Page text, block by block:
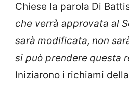
Chiese la parola Di
che verrà approvata al
sarà modificata, non
si può prendere questa
Iniziarono i richiami